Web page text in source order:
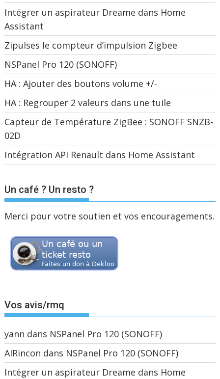
Intégrer un aspirateur Dreame dans Home
Assistant
Zipulses le compteur d’impulsion Zigbee
NSPanel Pro 120 (SONOFF)
HA : Ajouter des boutons volume +/-
HA : Regrouper 2 valeurs dans une tuile
Capteur de Température ZigBee : SONOFF SNZB-
02D
Intégration API Renault dans Home Assistant
Un café ? Un resto ?
Merci pour votre soutien et vos encouragements.
Vos avis/rmq
yann dans NSPanel Pro 120 (SONOFF)
AIRincon dans NSPanel Pro 120 (SONOFF)
Intégrer un aspirateur Dreame dans Home